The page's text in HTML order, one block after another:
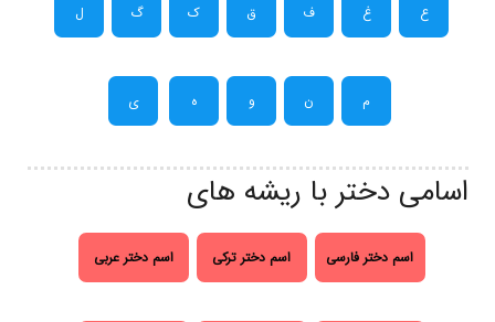
ع غ ف ق ک گ ل
م ن و ه ی
اسامی دختر با ریشه های
اسم دختر فارسی اسم دختر ترکی اسم دختر عربی